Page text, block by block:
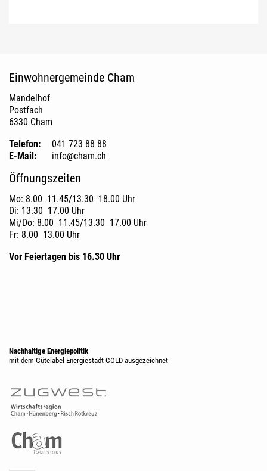
Einwohnergemeinde Cham
Mandelhof
Postfach
6330 Cham
Telefon:
041 723 88 88
E-Mail:
info@cham.ch
Öffnungszeiten
Mo: 8.00‒11.45/13.30‒18.00 Uhr
Di: 13.30‒17.00 Uhr
Mi/Do: 8.00‒11.45/13.30‒17.00 Uhr
Fr: 8.00‒13.00 Uhr
Vor Feiertagen bis 16.30 Uhr
Nachhaltige Energiepolitik
mit dem Gütelabel Energiestadt GOLD ausgezeichnet